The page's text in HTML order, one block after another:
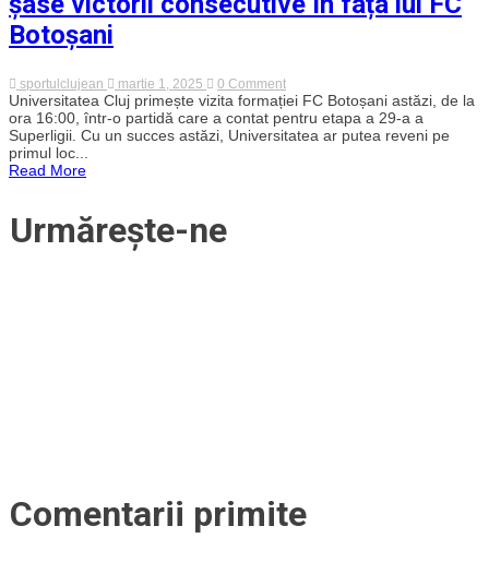
Botoșani
sportulclujean martie 1, 2025 0 Commenton
„U”
Cluj
vrea
să
Universitatea Cluj primește vizita formației FC Botoșani astăzi, de la
ora 16:00, într-o partidă care a contat pentru etapa a 29-a a
Superligii. Cu un succes astăzi, Universitatea ar putea reveni pe
primul loc...
Read More
Urmărește-ne
Comentarii primite